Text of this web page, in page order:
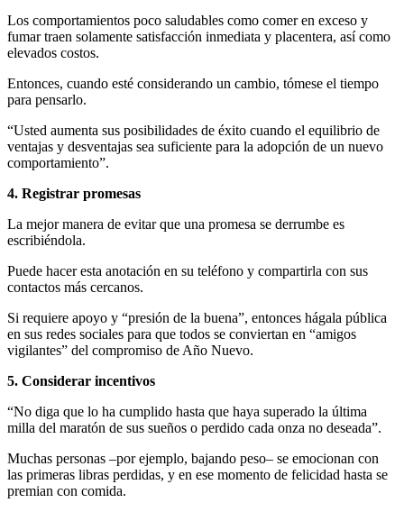
Los comportamientos poco saludables como comer en exceso y
fumar traen solamente satisfacción inmediata y placentera, así como
elevados costos.
Entonces, cuando esté considerando un cambio, tómese el tiempo
para pensarlo.
“Usted aumenta sus posibilidades de éxito cuando el equilibrio de
ventajas y desventajas sea suficiente para la adopción de un nuevo
comportamiento”.
4. Registrar promesas
La mejor manera de evitar que una promesa se derrumbe es
escribiéndola.
Puede hacer esta anotación en su teléfono y compartirla con sus
contactos más cercanos.
Si requiere apoyo y “presión de la buena”, entonces hágala pública
en sus redes sociales para que todos se conviertan en “amigos
vigilantes” del compromiso de Año Nuevo.
5. Considerar incentivos
“No diga que lo ha cumplido hasta que haya superado la última
milla del maratón de sus sueños o perdido cada onza no deseada”.
Muchas personas –por ejemplo, bajando peso– se emocionan con
las primeras libras perdidas, y en ese momento de felicidad hasta se
premian con comida.